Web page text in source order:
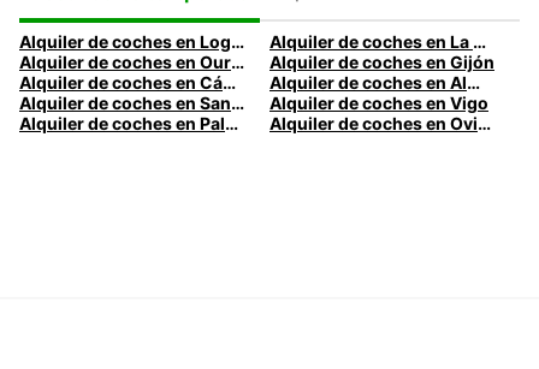
Alquiler de coches en Logroño
Alquiler de coches en La Coruña
Alquiler de coches en Ourense
Alquiler de coches en Gijón
Alquiler de coches en Cádiz
Alquiler de coches en Almería
Alquiler de coches en Santander
Alquiler de coches en Vigo
Alquiler de coches en Palma
Alquiler de coches en Oviedo